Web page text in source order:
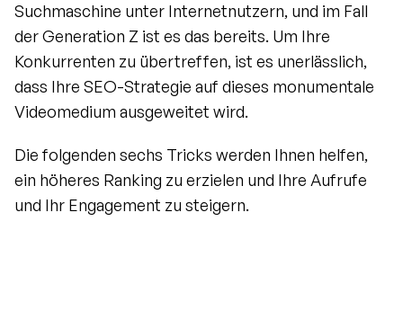
Suchmaschine unter Internetnutzern, und im Fall
der Generation Z ist es das bereits. Um Ihre
Konkurrenten zu übertreffen, ist es unerlässlich,
dass Ihre SEO-Strategie auf dieses monumentale
Videomedium ausgeweitet wird.
Die folgenden sechs Tricks werden Ihnen helfen,
ein höheres Ranking zu erzielen und Ihre Aufrufe
und Ihr Engagement zu steigern.